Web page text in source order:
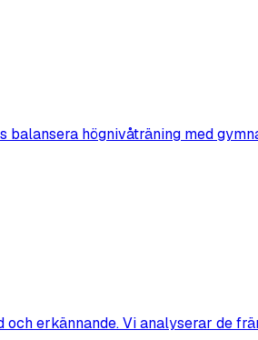
högnivåträning med
erkännande. Vi analyserar de